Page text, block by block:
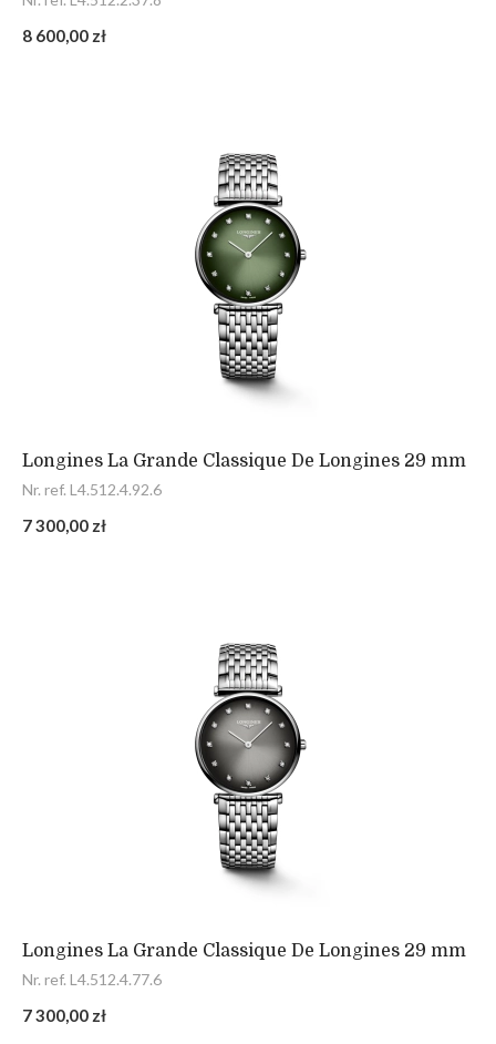
8 600,00 zł
Longines La Grande Classique De Longines 29 mm
Nr. ref. L4.512.4.92.6
7 300,00 zł
Longines La Grande Classique De Longines 29 mm
Nr. ref. L4.512.4.77.6
7 300,00 zł